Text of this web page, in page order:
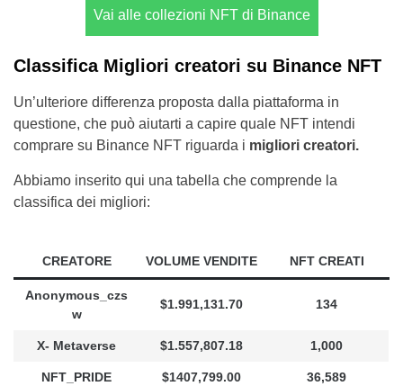
Vai alle collezioni NFT di Binance
Classifica Migliori creatori su Binance NFT
Un’ulteriore differenza proposta dalla piattaforma in
questione, che può aiutarti a capire quale NFT intendi
comprare su Binance NFT riguarda i migliori creatori.
Abbiamo inserito qui una tabella che comprende la
classifica dei migliori:
CREATORE VOLUME VENDITE NFT CREATI
Anonymous_czs
w
$1.991,131.70 134
X- Metaverse $1.557,807.18 1,000
NFT_PRIDE $1407,799.00 36,589